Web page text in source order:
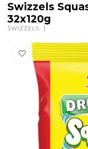
Swizzels
32x120g
SWIZZELS